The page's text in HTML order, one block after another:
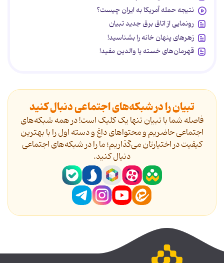
نتیجه حمله آمریکا به ایران چیست؟
رونمایی از اتاق برق جدید تبیان
زهرهای پنهان خانه را بشناسید!
قهرمان‌های خسته یا والدین مفید!
تبیان را در شبکه‌های اجتماعی دنبال کنید
فاصله شما با تبیان تنها یک کلیک است! در همه شبکه‌های
اجتماعی حاضریم و محتواهای داغ و دسته اول را با بهترین
کیفیت در اختیارتان می‌گذاریم؛ ما را در شبکه‌های اجتماعی
دنیال کنید.